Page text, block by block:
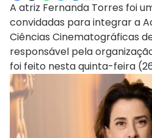
A atriz Fernanda Torres foi
convidadas para integrar a
Ciências Cinematográficas
responsável pela
foi feito nesta quinta-feira